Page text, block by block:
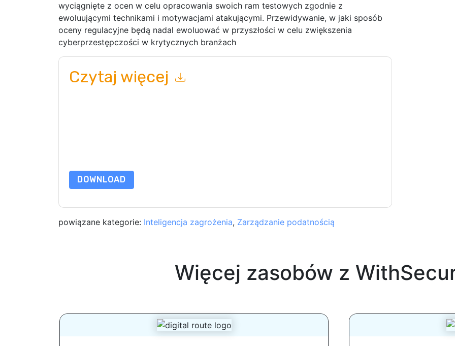
wyciągnięte z ocen w celu opracowania swoich ram testowych zgodnie z
ewoluującymi technikami i motywacjami atakującymi. Przewidywanie, w jaki sposób
oceny regulacyjne będą nadal ewoluować w przyszłości w celu zwiększenia
cyberprzestępczości w krytycznych branżach
Czytaj więcej
DOWNLOAD
powiązane kategorie: Inteligencja zagrożenia, Zarządzanie podatnością
Więcej zasobów z